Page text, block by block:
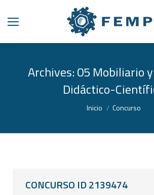
Archives:05 Mobiliario
Didáctico-
Estás aquí:
Inicio Concurso
CONCURSO ID 2139474